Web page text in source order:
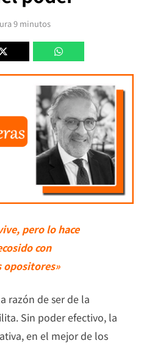
9 minutos
pero lo hace
con
opositores»
razón de ser de la
Sin poder efectivo, la
en el mejor de los